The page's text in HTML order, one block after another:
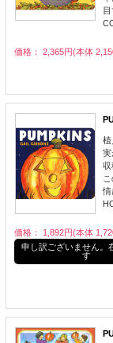
価格： 2,365円(本体
植
実
収
情
価格： 1,892円(本体
申し訳ございません。
す